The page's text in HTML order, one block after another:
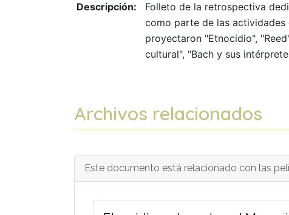
Descripción:
Folleto de la retrospectiva
como parte de las actividades
proyectaron "Etnocidio",
cultural", "Bach y sus
Archivos relacionados
Este documento está relacionado con las